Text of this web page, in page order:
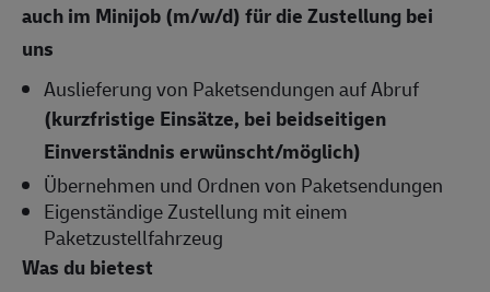
auch im Minijob (m/w/d) für die Zustellung bei
uns
Auslieferung von Paketsendungen auf Abruf
(kurzfristige Einsätze, bei beidseitigen
Einverständnis erwünscht/möglich)
Übernehmen und Ordnen von Paketsendungen
Eigenständige Zustellung mit einem
Paketzustellfahrzeug
Was du bietest